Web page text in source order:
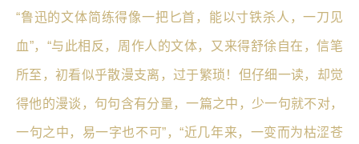
“鲁迅的文体简练得像一把匕首，能以寸铁杀人，一刀见
血”，“与此相反，周作人的文体，又来得舒徐自在，信笔
所至，初看似乎散漫支离，过于繁琐！但仔细一读，却觉
得他的漫谈，句句含有分量，一篇之中，少一句就不对，
一句之中，易一字也不可”，“近几年来，一变而为枯涩苍